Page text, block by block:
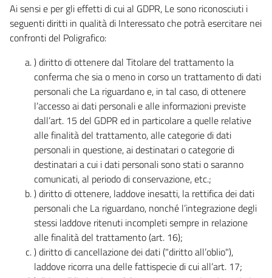
Ai sensi e per gli effetti di cui al GDPR, Le sono riconosciuti i
seguenti diritti in qualità di Interessato che potrà esercitare nei
confronti del Poligrafico:
) diritto di ottenere dal Titolare del trattamento la
conferma che sia o meno in corso un trattamento di dati
personali che La riguardano e, in tal caso, di ottenere
l’accesso ai dati personali e alle informazioni previste
dall’art. 15 del GDPR ed in particolare a quelle relative
alle finalità del trattamento, alle categorie di dati
personali in questione, ai destinatari o categorie di
destinatari a cui i dati personali sono stati o saranno
comunicati, al periodo di conservazione, etc.;
) diritto di ottenere, laddove inesatti, la rettifica dei dati
personali che La riguardano, nonché l’integrazione degli
stessi laddove ritenuti incompleti sempre in relazione
alle finalità del trattamento (art. 16);
) diritto di cancellazione dei dati ("diritto all’oblio"),
laddove ricorra una delle fattispecie di cui all’art. 17;